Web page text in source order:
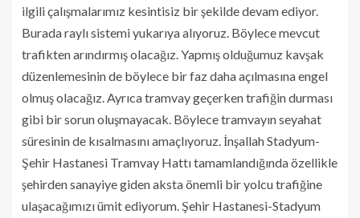
ilgili çalışmalarımız kesintisiz bir şekilde devam ediyor.
Burada raylı sistemi yukarıya alıyoruz. Böylece mevcut
trafikten arındırmış olacağız. Yapmış olduğumuz kavşak
düzenlemesinin de böylece bir faz daha açılmasına engel
olmuş olacağız. Ayrıca tramvay geçerken trafiğin durması
gibi bir sorun oluşmayacak. Böylece tramvayın seyahat
süresinin de kısalmasını amaçlıyoruz. İnşallah Stadyum-
Şehir Hastanesi Tramvay Hattı tamamlandığında özellikle
şehirden sanayiye giden aksta önemli bir yolcu trafiğine
ulaşacağımızı ümit ediyorum. Şehir Hastanesi-Stadyum